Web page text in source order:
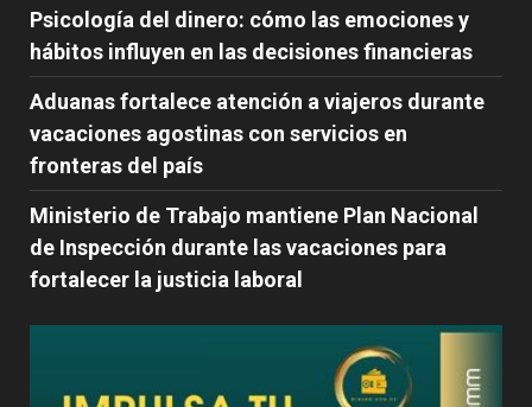
Psicología del dinero: cómo las emociones y
hábitos influyen en las decisiones financieras
Aduanas fortalece atención a viajeros durante
vacaciones agostinas con servicios en
fronteras del país
Ministerio de Trabajo mantiene Plan Nacional
de Inspección durante las vacaciones para
fortalecer la justicia laboral